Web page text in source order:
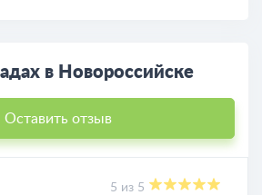
Отзывы о вкладах в Новороссийске
Оставить отзыв
5 из 5